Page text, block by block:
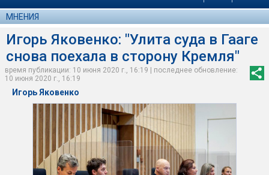
МНЕНИЯ
Игорь Яковенко: "Улита суда в Гааге
снова поехала в сторону Кремля"
время публикации: 10 июня 2020 г., 16:19 | последнее обновление:
10 июня 2020 г., 16:19
Игорь Яковенко